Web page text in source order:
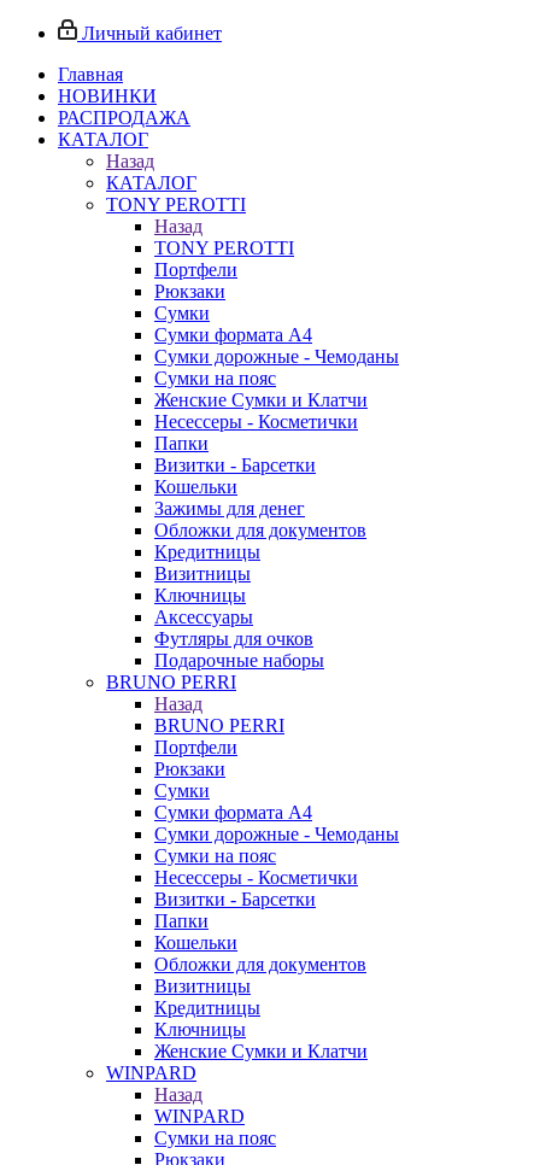
Личный кабинет
Главная
НОВИНКИ
РАСПРОДАЖА
КАТАЛОГ
Назад
КАТАЛОГ
TONY PEROTTI
Назад
TONY PEROTTI
Портфели
Рюкзаки
Сумки
Сумки формата А4
Сумки дорожные - Чемоданы
Сумки на пояс
Женские Сумки и Клатчи
Несессеры - Косметички
Папки
Визитки - Барсетки
Кошельки
Зажимы для денег
Обложки для документов
Кредитницы
Визитницы
Ключницы
Аксессуары
Футляры для очков
Подарочные наборы
BRUNO PERRI
Назад
BRUNO PERRI
Портфели
Рюкзаки
Сумки
Сумки формата А4
Сумки дорожные - Чемоданы
Сумки на пояс
Несессеры - Косметички
Визитки - Барсетки
Папки
Кошельки
Обложки для документов
Визитницы
Кредитницы
Ключницы
Женские Сумки и Клатчи
WINPARD
Назад
WINPARD
Сумки на пояс
Рюкзаки